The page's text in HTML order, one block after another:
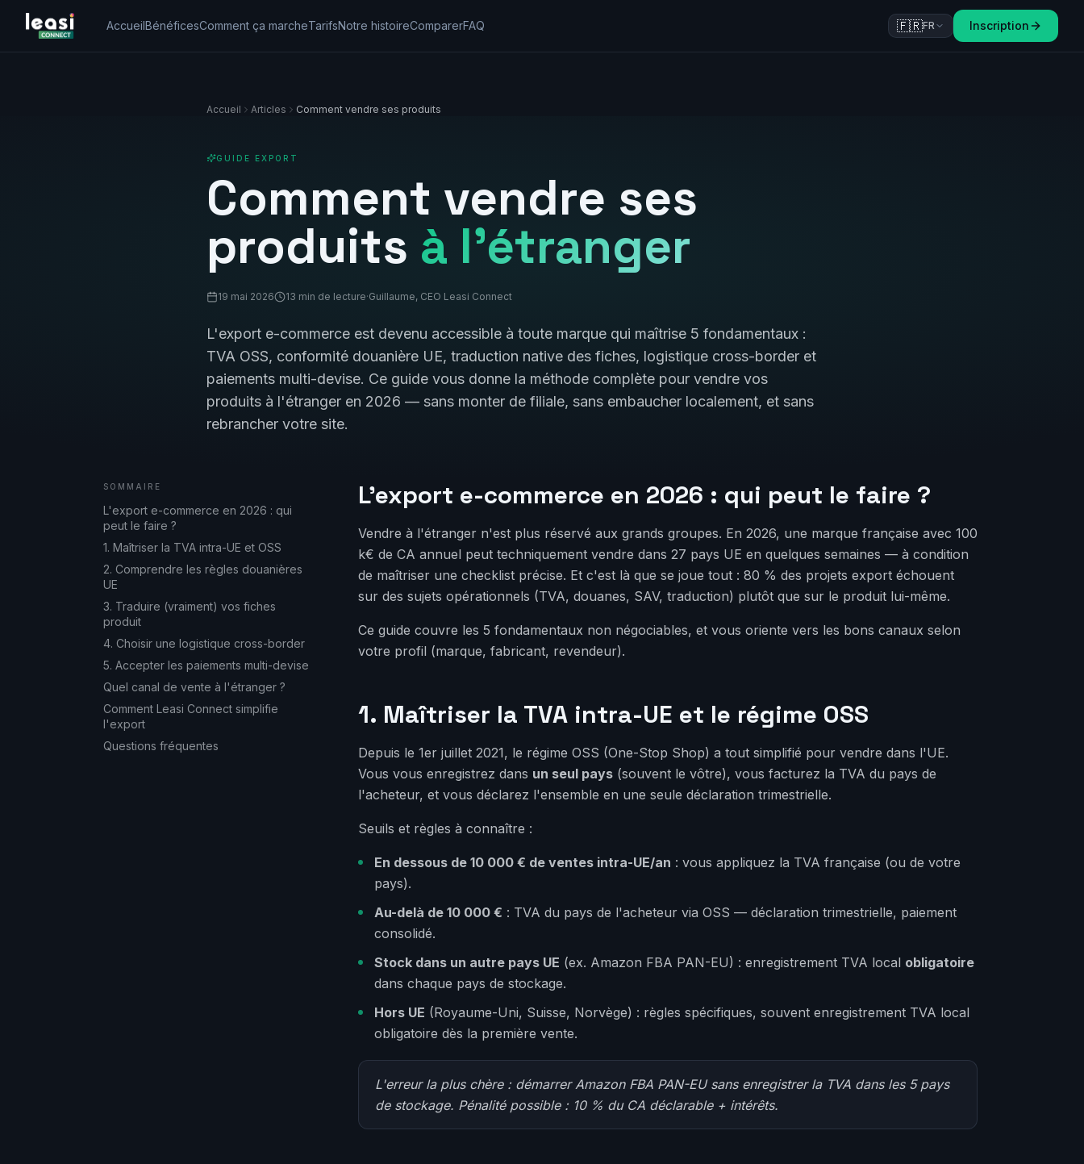
AccueilBénéficesComment ça marcheTarifsNotre histoireComparerFAQ 🇫🇷FR Inscription
Accueil Articles Comment vendre ses produits
GUIDE EXPORT
Comment vendre ses
produits à l'étranger
19 mai 2026 13 min de lecture·Guillaume, CEO Leasi Connect
L'export e-commerce est devenu accessible à toute marque qui maîtrise 5 fondamentaux :
TVA OSS, conformité douanière UE, traduction native des fiches, logistique cross-border et
paiements multi-devise. Ce guide vous donne la méthode complète pour vendre vos
produits à l'étranger en 2026 — sans monter de filiale, sans embaucher localement, et sans
rebrancher votre site.
SOMMAIRE
L'export e-commerce en 2026 : qui
peut le faire ?
1. Maîtriser la TVA intra-UE et OSS
2. Comprendre les règles douanières
UE
3. Traduire (vraiment) vos fiches
produit
4. Choisir une logistique cross-border
5. Accepter les paiements multi-devise
Quel canal de vente à l'étranger ?
Comment Leasi Connect simplifie
l'export
Questions fréquentes
L'export e-commerce en 2026 : qui peut le faire ?
Vendre à l'étranger n'est plus réservé aux grands groupes. En 2026, une marque française avec 100
k€ de CA annuel peut techniquement vendre dans 27 pays UE en quelques semaines — à condition
de maîtriser une checklist précise. Et c'est là que se joue tout : 80 % des projets export échouent
sur des sujets opérationnels (TVA, douanes, SAV, traduction) plutôt que sur le produit lui-même.
Ce guide couvre les 5 fondamentaux non négociables, et vous oriente vers les bons canaux selon
votre profil (marque, fabricant, revendeur).
1. Maîtriser la TVA intra-UE et le régime OSS
Depuis le 1er juillet 2021, le régime OSS (One-Stop Shop) a tout simplifié pour vendre dans l'UE.
Vous vous enregistrez dans un seul pays (souvent le vôtre), vous facturez la TVA du pays de
l'acheteur, et vous déclarez l'ensemble en une seule déclaration trimestrielle.
Seuils et règles à connaître :
En dessous de 10 000 € de ventes intra-UE/an : vous appliquez la TVA française (ou de votre
pays).
Au-delà de 10 000 € : TVA du pays de l'acheteur via OSS — déclaration trimestrielle, paiement
consolidé.
Stock dans un autre pays UE (ex. Amazon FBA PAN-EU) : enregistrement TVA local obligatoire
dans chaque pays de stockage.
Hors UE (Royaume-Uni, Suisse, Norvège) : règles spécifiques, souvent enregistrement TVA local
obligatoire dès la première vente.
L'erreur la plus chère : démarrer Amazon FBA PAN-EU sans enregistrer la TVA dans les 5 pays
de stockage. Pénalité possible : 10 % du CA déclarable + intérêts.